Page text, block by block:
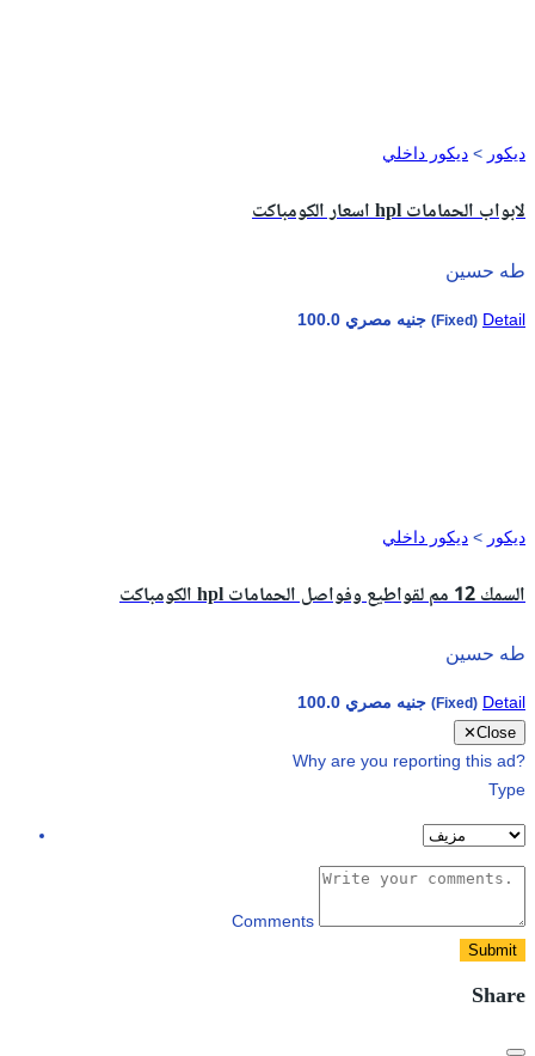
ديكور > ديكور داخلي
اسعار الكومباكت hpl لابواب الحمامات
طه حسين
(Fixed) Detail
ديكور > ديكور داخلي
الكومباكت hpl السمك 12 مم لقواطيع وفواصل الحمامات
طه حسين
(Fixed) Detail
✕Close
Why are you reporting this ad?
Type
Comments
Submit
Share